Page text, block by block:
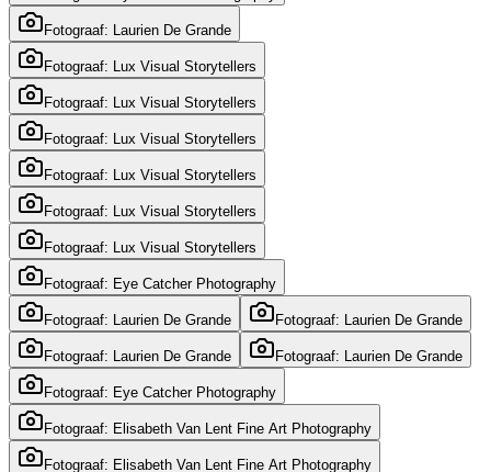
Fotograaf: Laurien De Grande
Fotograaf: Lux Visual Storytellers
Fotograaf: Lux Visual Storytellers
Fotograaf: Lux Visual Storytellers
Fotograaf: Lux Visual Storytellers
Fotograaf: Lux Visual Storytellers
Fotograaf: Lux Visual Storytellers
Fotograaf: Eye Catcher Photography
Fotograaf: Laurien De Grande Fotograaf: Laurien De Grande
Fotograaf: Laurien De Grande Fotograaf: Laurien De Grande
Fotograaf: Eye Catcher Photography
Fotograaf: Elisabeth Van Lent Fine Art Photography
Fotograaf: Elisabeth Van Lent Fine Art Photography